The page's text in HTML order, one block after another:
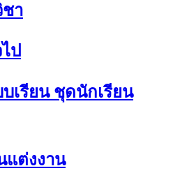
ชา
ป
บเรียน ชุดนักเรียน
แต่งงาน